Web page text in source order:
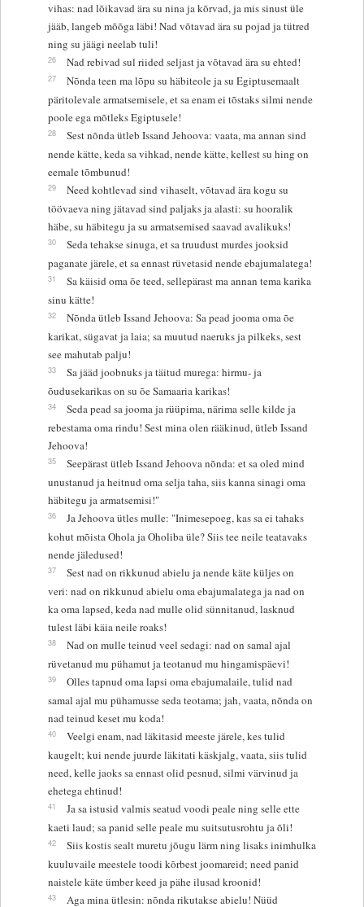
vihas: nad lõikavad ära su nina ja kõrvad, ja mis sinust üle
jääb, langeb mõõga läbi! Nad võtavad ära su pojad ja tütred
ning su jäägi neelab tuli!
26 Nad rebivad sul riided seljast ja võtavad ära su ehted!
27
Nõnda teen ma lõpu su häbiteole ja su Egiptusemaalt
päritolevale armatsemisele, et sa enam ei tõstaks silmi nende
poole ega mõtleks Egiptusele!
28
Sest nõnda ütleb Issand Jehoova: vaata, ma annan sind
nende kätte, keda sa vihkad, nende kätte, kellest su hing on
eemale tõmbunud!
29
Need kohtlevad sind vihaselt, võtavad ära kogu su
töövaeva ning jätavad sind paljaks ja alasti: su hooralik
häbe, su häbitegu ja su armatsemised saavad avalikuks!
30
Seda tehakse sinuga, et sa truudust murdes jooksid
paganate järele, et sa ennast rüvetasid nende ebajumalatega!
31
Sa käisid oma õe teed, sellepärast ma annan tema karika
sinu kätte!
32
Nõnda ütleb Issand Jehoova: Sa pead jooma oma õe
karikat, sügavat ja laia; sa muutud naeruks ja pilkeks, sest
see mahutab palju!
33
Sa jääd joobnuks ja täitud murega: hirmu- ja
õudusekarikas on su õe Samaaria karikas!
34
Seda pead sa jooma ja rüüpima, närima selle kilde ja
rebestama oma rindu! Sest mina olen rääkinud, ütleb Issand
Jehoova!
35
Seepärast ütleb Issand Jehoova nõnda: et sa oled mind
unustanud ja heitnud oma selja taha, siis kanna sinagi oma
häbitegu ja armatsemisi!"
36
Ja Jehoova ütles mulle: "Inimesepoeg, kas sa ei tahaks
kohut mõista Ohola ja Oholiba üle? Siis tee neile teatavaks
nende jäledused!
37
Sest nad on rikkunud abielu ja nende käte küljes on
veri: nad on rikkunud abielu oma ebajumalatega ja nad on
ka oma lapsed, keda nad mulle olid sünnitanud, lasknud
tulest läbi käia neile roaks!
38
Nad on mulle teinud veel sedagi: nad on samal ajal
rüvetanud mu pühamut ja teotanud mu hingamispäevi!
39
Olles tapnud oma lapsi oma ebajumalaile, tulid nad
samal ajal mu pühamusse seda teotama; jah, vaata, nõnda on
nad teinud keset mu koda!
40
Veelgi enam, nad läkitasid meeste järele, kes tulid
kaugelt; kui nende juurde läkitati käskjalg, vaata, siis tulid
need, kelle jaoks sa ennast olid pesnud, silmi värvinud ja
ehetega ehtinud!
41
Ja sa istusid valmis seatud voodi peale ning selle ette
kaeti laud; sa panid selle peale mu suitsutusrohtu ja õli!
42
Siis kostis sealt muretu jõugu lärm ning lisaks inimhulka
kuuluvaile meestele toodi kõrbest joomareid; need panid
naistele käte ümber keed ja pähe ilusad kroonid!
43
Aga mina ütlesin: nõnda rikutakse abielu! Nüüd